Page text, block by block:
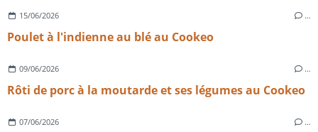
15/06/2026 …
Poulet à l'indienne au blé au Cookeo
09/06/2026 …
Rôti de porc à la moutarde et ses légumes au Cookeo
07/06/2026 …